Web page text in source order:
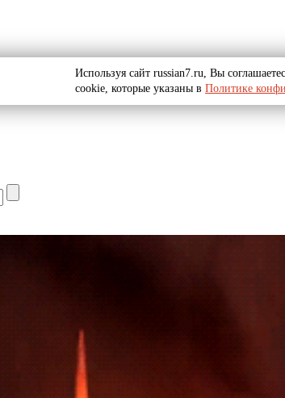
Используя сайт russian7.ru, Вы
cookie, которые указаны в Политике